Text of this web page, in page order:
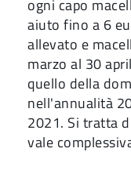
ogni capo
aiuto fino a 6
allevato e
marzo al 30
quello della
nell'annualità
2021. Si tratta
vale